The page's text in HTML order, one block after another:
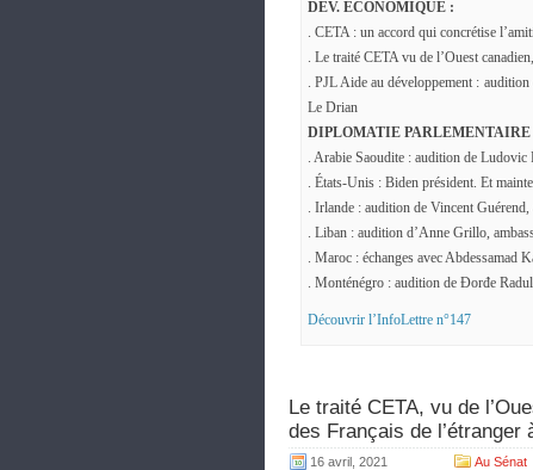
DEV. ÉCONOMIQUE :
. CETA : un accord qui concrétise
. Le traité CETA vu de l’Ouest
. PJL Aide au développement :
Le Drian
DIPLOMATIE PARLEMENTAIRE
. Arabie Saoudite : audition de Ludovic
. États-Unis : Biden président. Et
. Irlande : audition de Vincent Guérend,
. Liban : audition d’Anne Grillo,
. Maroc : échanges avec Abdessamad
. Monténégro : audition de Đorđe
Découvrir l’InfoLettre n°147
Le traité CETA, vu de
des Français de l’étranger
16 avril, 2021 Au Sénat